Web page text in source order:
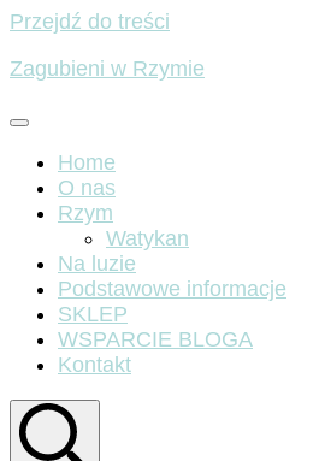
Przejdź do treści
Zagubieni w Rzymie
Home
O nas
Rzym
Watykan
Na luzie
Podstawowe informacje
SKLEP
WSPARCIE BLOGA
Kontakt